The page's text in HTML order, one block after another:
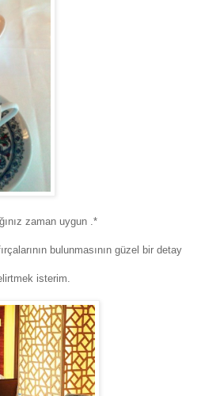
zaman uygun .*
bulunmasının güzel bir detay
isterim.